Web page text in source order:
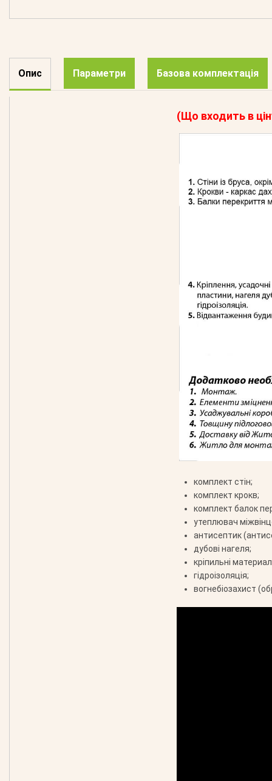
Опис Параметри Базова комплектація
(Що входить в
комплект стін;
комплект крокв;
комплект балок
утеплювач
антисептик
дубові нагеля;
кріпильні
гідроізоляція;
вогнебіозахист